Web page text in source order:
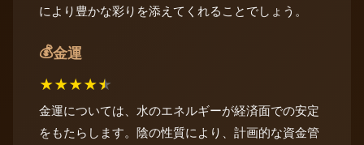
により豊かな彩りを添えてくれることでしょう。
💰金運
★★★★★
金運については、水のエネルギーが経済面での安定
をもたらします。陰の性質により、計画的な資金管